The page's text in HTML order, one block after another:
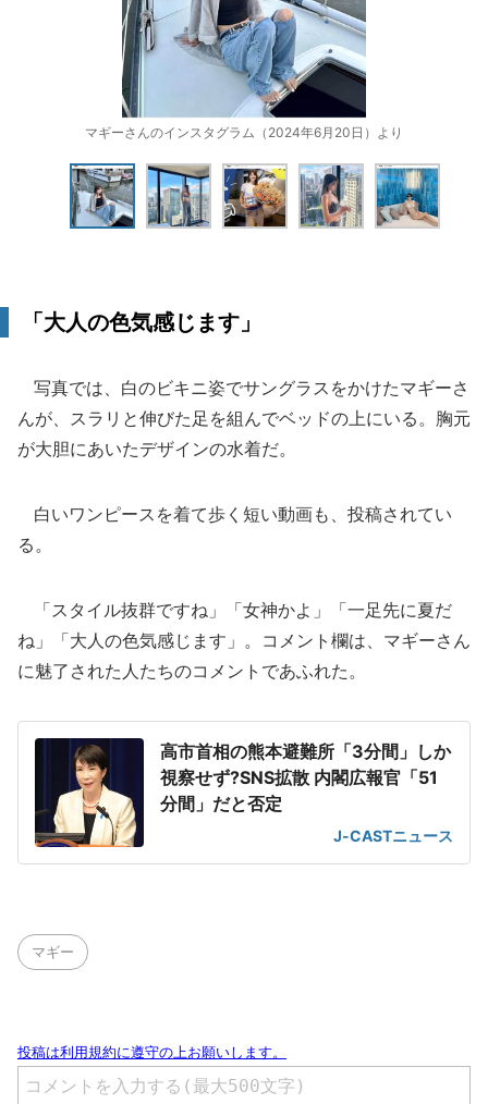
マギーさんのインスタグラム（2024年6月20日）より
「大人の色気感じます」
写真では、白のビキニ姿でサングラスをかけたマギーさ
んが、スラリと伸びた足を組んでベッドの上にいる。胸元
が大胆にあいたデザインの水着だ。
白いワンピースを着て歩く短い動画も、投稿されてい
る。
「スタイル抜群ですね」「女神かよ」「一足先に夏だ
ね」「大人の色気感じます」。コメント欄は、マギーさん
に魅了された人たちのコメントであふれた。
高市首相の熊本避難所「3分間」しか
視察せず?SNS拡散 内閣広報官「51
分間」だと否定
J-CASTニュース
マギー